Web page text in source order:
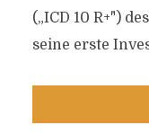
(„ICD 10 R+")
seine erste